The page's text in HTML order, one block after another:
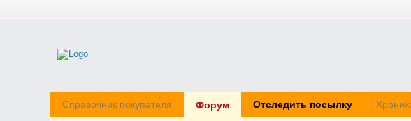
Справочник покупателя Форум Отследить посылку